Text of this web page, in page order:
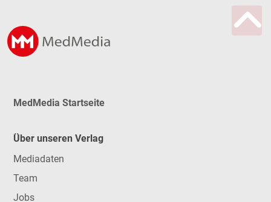
MedMedia Startseite
Über unseren Verlag
Mediadaten
Team
Jobs